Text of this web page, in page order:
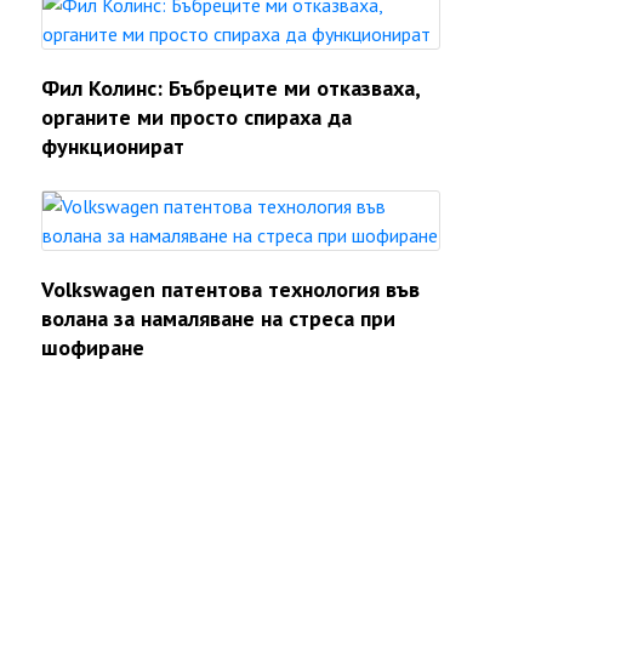
Фил Колинс: Бъбреците ми отказваха,
органите ми просто спираха да
функционират
Volkswagen патентова технология във
волана за намаляване на стреса при
шофиране